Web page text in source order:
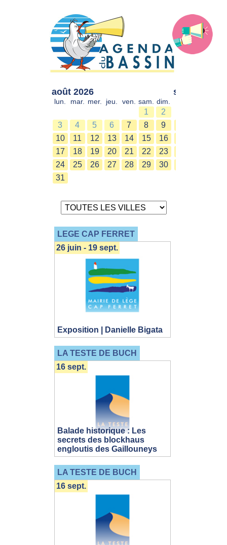
août 2026
lun. mar. mer. jeu. ven. sam. dim.
1
2
3
4 5 6 7 8
9
10
11 12 13 14 15
16
17
18 19 20 21 22
23
24
25 26 27 28 29
30
31
sept. 2026
LEGE CAP FERRET
Exposition | Danielle Bigata
26 juin - 19 sept.
LA TESTE DE BUCH
Balade historique : Les
secrets des blockhaus
engloutis des Gaillouneys
16 sept.
LA TESTE DE BUCH
16 sept.